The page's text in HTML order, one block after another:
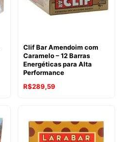
Clif Bar Amendoim com
Caramelo – 12 Barras
Energéticas para Alta
Performance
R$289,59